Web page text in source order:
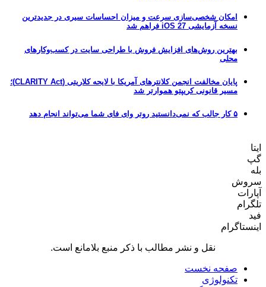
امکان شخصی‌سازی سرعت و میزان احساسات سیری در جدیدترین
نسخه آزمایشی iOS 27 فراهم شد
بهترین روش‌های افزایش فروش با طراحی سایت در کسب‌وکارهای
محلی
پایان مخالفت انجمن کلانترهای آمریکا با لایحه کلاریتی (CLARITY Act)؛
مسیر قانونی کریپتو هموارتر شد
۵ کار جالب که نمی‌دانستید روتر وای فای شما می‌تواند انجام دهد
ایتا
گپ
بله
سروش
آپارات
تلگرام
فید
اینستاگرام
نقل و نشر مطالب با ذکر منبع بلامانع است.
صفحه نخست
تکنولوژی